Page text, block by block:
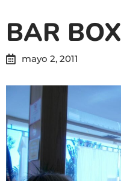
BAR BOX
mayo 2, 2011